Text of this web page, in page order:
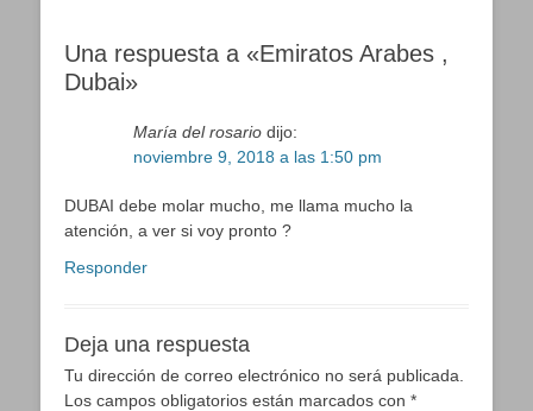
Una respuesta a «Emiratos Arabes ,
Dubai»
María del rosario dijo:
noviembre 9, 2018 a las 1:50 pm
DUBAI debe molar mucho, me llama mucho la
atención, a ver si voy pronto ?
Responder
Deja una respuesta
Tu dirección de correo electrónico no será publicada.
Los campos obligatorios están marcados con *